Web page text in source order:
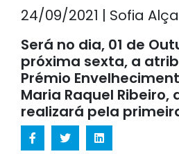
24/09/2021 | Sofia
Será no dia, 01 de
próxima sexta, a
Prémio
Maria Raquel Ribeiro,
realizará pela